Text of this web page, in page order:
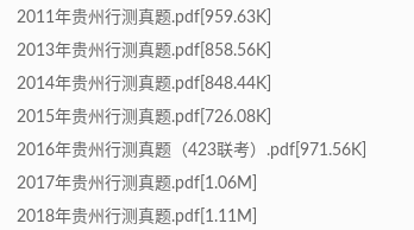
2011年贵州行测真题.pdf[959.63K]
2013年贵州行测真题.pdf[858.56K]
2014年贵州行测真题.pdf[848.44K]
2015年贵州行测真题.pdf[726.08K]
2016年贵州行测真题（423联考）.pdf[971.56K]
2017年贵州行测真题.pdf[1.06M]
2018年贵州行测真题.pdf[1.11M]